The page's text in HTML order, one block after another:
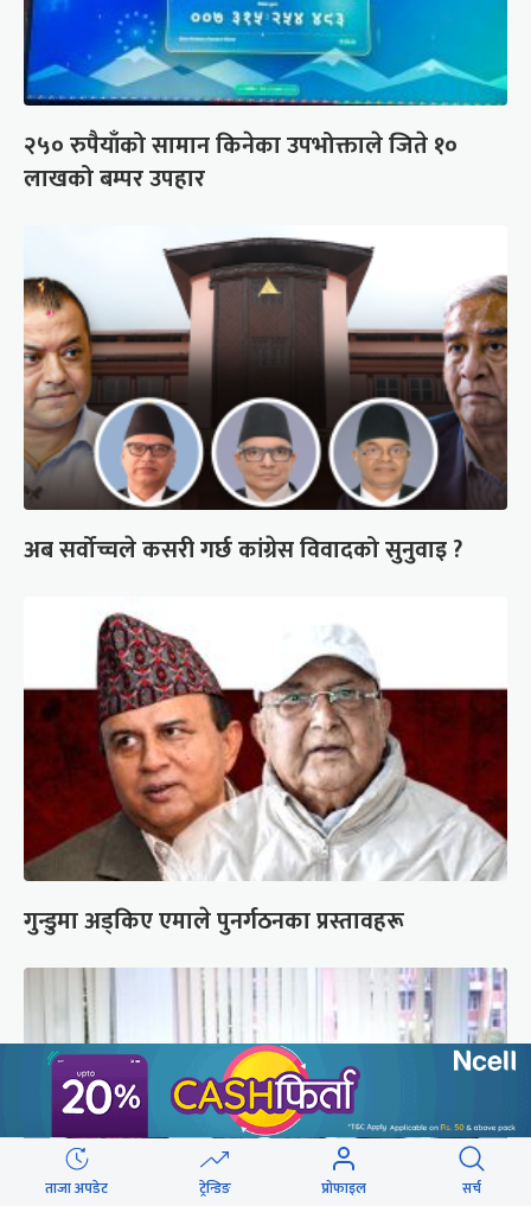
२५० रुपैयाँको सामान किनेका उपभोक्ताले जिते १०
लाखको बम्पर उपहार
अब सर्वोच्चले कसरी गर्छ कांग्रेस विवादको सुनुवाइ ?
गुन्डुमा अड्किए एमाले पुनर्गठनका प्रस्तावहरू
ताजा अपडेट ट्रेन्डिङ प्रोफाइल सर्च